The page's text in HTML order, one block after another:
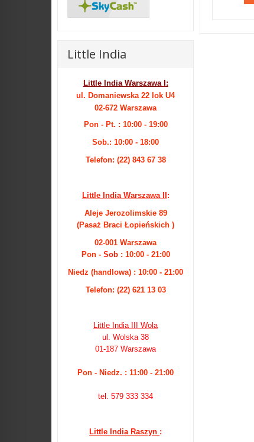
Little India
Little India Warszawa I:
ul. Domaniewska 22 lok U4
02-672 Warszawa
Pon - Pt. : 10:00 - 19:00
Sob.: 10:00 - 18:00
Telefon: (22) 843 67 38
Little India Warszawa II :
Aleje Jerozolimskie 89
(Pasaż Braci Łopieńskich )
02-001 Warszawa
Pon - Sob: 10:00 - 21:00
Niedz (handlowa) : 10:00 - 21:00
Telefon: (22) 621 13 03
Little India III Wola
ul. Wolska 38
01-187 Warszawa
Pon - Niedz. : 11:00 - 21:00
tel. 579 333 334
Little India Raszyn :